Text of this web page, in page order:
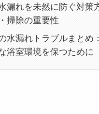
漏れを未然に防ぐ対策
掃除の重要性
水漏れトラブルまとめ
浴室環境を保つために